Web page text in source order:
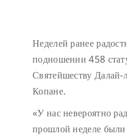
Неделей ранее
подношении 458
Святейшеству Далай-
Копане.
«У нас невероятно
прошлой неделе